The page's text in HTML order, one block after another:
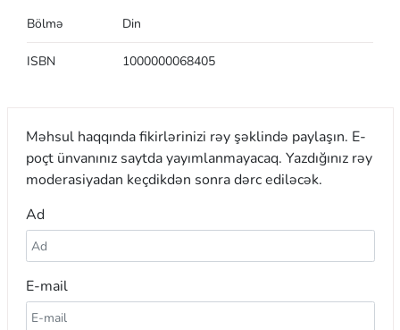
Bölmə Din
ISBN 1000000068405
Məhsul haqqında fikirlərinizi rəy şəklində paylaşın. E-
poçt ünvanınız saytda yayımlanmayacaq. Yazdığınız rəy
moderasiyadan keçdikdən sonra dərc ediləcək.
Ad
E-mail